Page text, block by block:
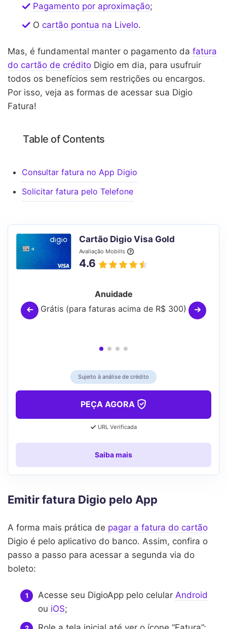
Pagamento por aproximação;
O cartão pontua na Livelo.
Mas, é fundamental manter o pagamento da fatura
do cartão de crédito Digio em dia, para usufruir
todos os benefícios sem restrições ou encargos.
Por isso, veja as formas de acessar sua Digio
Fatura!
Table of Contents
Consultar fatura no App Digio
Solicitar fatura pelo Telefone
Cartão Digio Visa Gold
Avaliação Mobills
4.6
Anuidade
Grátis (para faturas acima de R$ 300)
Sujeito à análise de crédito
PEÇA AGORA
URL Verificada
Saiba mais
Emitir fatura Digio pelo App
A forma mais prática de pagar a fatura do cartão
Digio é pelo aplicativo do banco. Assim, confira o
passo a passo para acessar a segunda via do
boleto:
Acesse seu DigioApp pelo celular Android
ou iOS;